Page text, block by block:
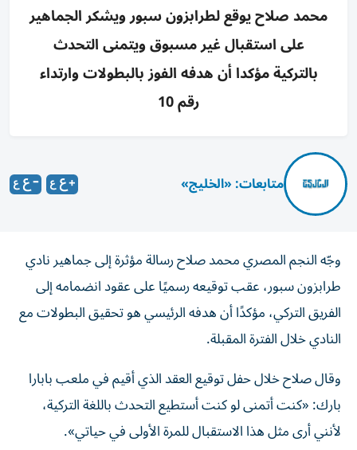
محمد صلاح يوقع لطرابزون سبور ويشكر الجماهير
على استقبال غير مسبوق ويتمنى التحدث
بالتركية مؤكدا أن هدفه الفوز بالبطولات وارتداء
رقم 10
متابعات: «الخليج»
وجّه النجم المصري محمد صلاح رسالة مؤثرة إلى جماهير نادي
طرابزون سبور، عقب توقيعه رسميًا على عقود انضمامه إلى
الفريق التركي، مؤكدًا أن هدفه الرئيسي هو تحقيق البطولات مع
النادي خلال الفترة المقبلة.
وقال صلاح خلال حفل توقيع العقد الذي أقيم في ملعب بابارا
بارك: «كنت أتمنى لو كنت أستطيع التحدث باللغة التركية،
لأنني أرى مثل هذا الاستقبال للمرة الأولى في حياتي».